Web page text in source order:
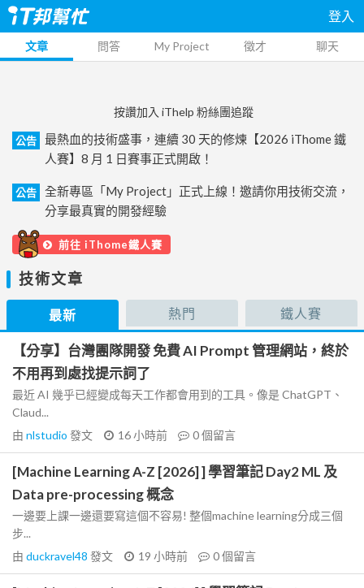
登入
文章 問答 My Project 徵才 聊天
按讚加入 iThelp 粉絲團追蹤
公告
最熱血的技術盛事，連續 30 天的修煉【2026 iThome 鐵
人賽】8 月 1 日賽事正式開啟！
公告
全新專區「My Project」正式上線！邀請你用技術交流，
分享最真實的開發經驗
前往 iThome鐵人賽
技術文章
最新 熱門 鐵人賽
【分享】台灣團隊開發 免費 AI Prompt 管理網站，終於
不用再到處找提示詞了
最近 AI 幾乎已經變成每天工作都會用到的工具。像是 ChatGPT、
Claud...
由 nlstudio 發文 16 小時前 0個留言
[Machine Learning A-Z [2026] ] 學習筆記 Day2 ML 及
Data pre-processing 概念
一邊要上課一邊還要寫這個不容易! 整個machine learning分成三個
步...
由 duckravel48 發文 19 小時前 0個留言